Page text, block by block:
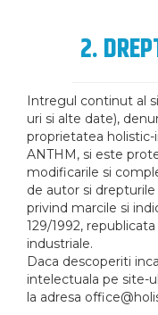
2.
Intregul continut al
uri si alte date),
proprietatea holistic-
ANTHM, si este
modificarile si
de autor si
privind marcile si
129/1992,
industriale.
Daca descoperiti
intelectuala pe site-
la adresa